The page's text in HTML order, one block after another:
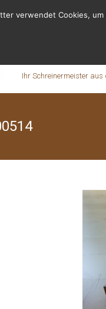
Sie uns an - 06155
Ihr Schreinermeister aus
verwendet Cookies,